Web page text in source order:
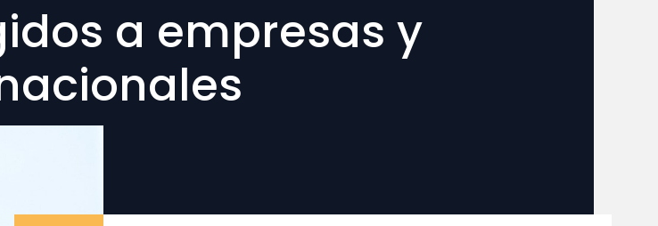
LEY 14/2013
BREXIT
VIAJAR A ESPAÑA
a empresas y